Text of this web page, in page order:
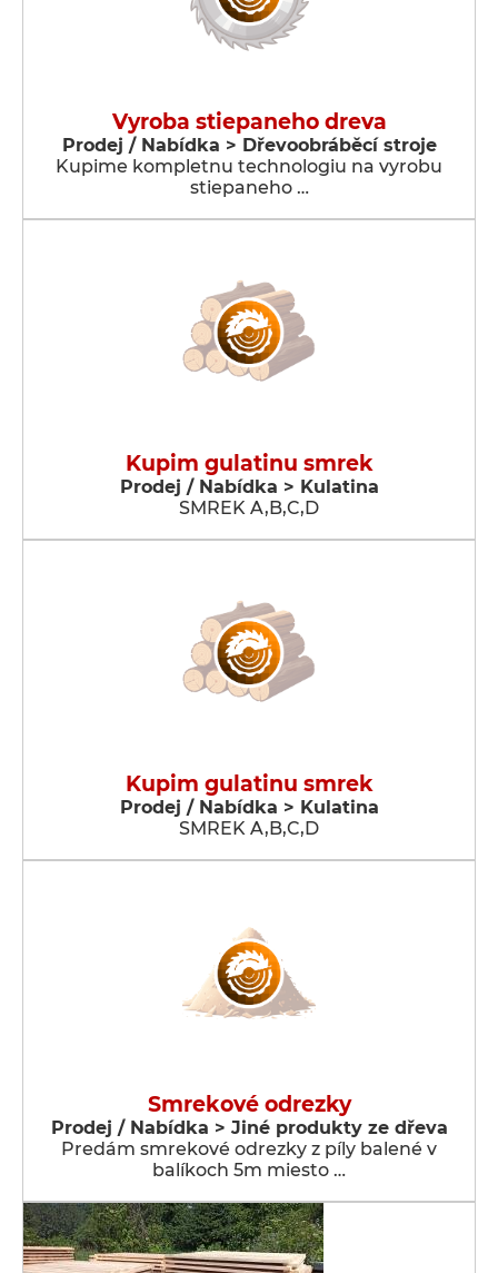
Vyroba stiepaneho dreva
Prodej / Nabídka > Dřevoobráběcí stroje
Kupime kompletnu technologiu na vyrobu
stiepaneho …
Kupim gulatinu smrek
Prodej / Nabídka > Kulatina
SMREK A,B,C,D
Kupim gulatinu smrek
Prodej / Nabídka > Kulatina
SMREK A,B,C,D
Smrekové odrezky
Prodej / Nabídka > Jiné produkty ze dřeva
Predám smrekové odrezky z píly balené v
balíkoch 5m miesto …